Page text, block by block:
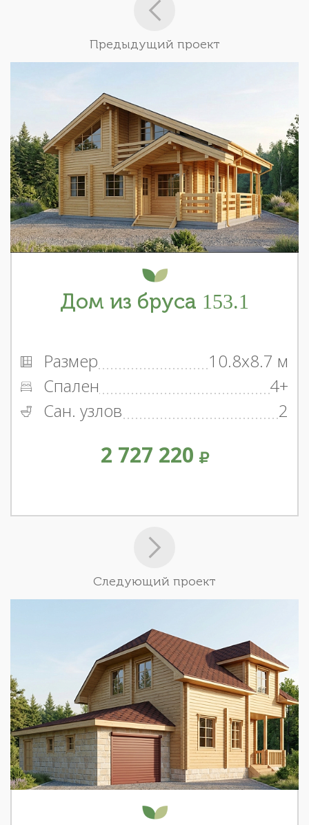
Предыдущий проект
Дом из бруса 153.1
Размер
10.8x8.7 м
Спален
4+
Сан. узлов
2
2 727 220
Следующий проект